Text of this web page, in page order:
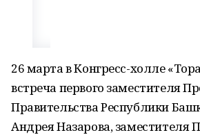
26 марта в Конгресс-холле
встреча первого заместителя
Правительства Республики
Андрея Назарова, заместителя